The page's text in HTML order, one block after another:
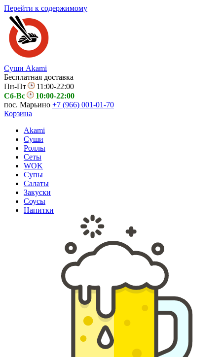
Перейти к содержимому
Суши Akami
Бесплатная доставка
Пн-Пт
11:00-22:00
Сб-Вс
10:00-22:00
пос. Марьино +7 (966) 001-01-70
Корзина
Akami
Суши
Роллы
Сеты
WOK
Супы
Салаты
Закуски
Соусы
Напитки